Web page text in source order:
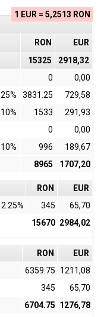
1 EUR = 5,2513 RON
RON
EUR
15325
2918,32
0
0,00
25% 3831.25
729,58
10% 1533
291,93
0
0,00
10% 996
189,67
8965 1707,20
RON
EUR
2.25% 345
65,70
15670 2984,02
RON
EUR
6359.75
1211,08
345
65,70
6704.75 1276,78